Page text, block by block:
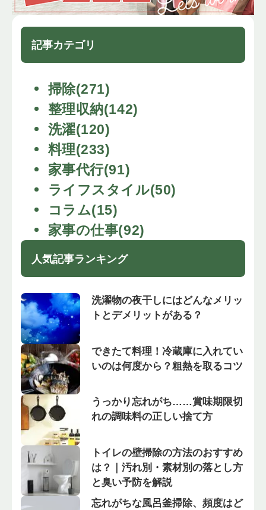
記事カテゴリ
掃除(271)
整理収納(142)
洗濯(120)
料理(233)
家事代行(91)
ライフスタイル(50)
コラム(15)
家事の仕事(92)
人気記事ランキング
洗濯物の夜干しにはどんなメリッ
トとデメリットがある？
できたて料理！冷蔵庫に入れてい
いのは何度から？粗熱を取るコツ
うっかり忘れがち……賞味期限切
れの調味料の正しい捨て方
トイレの壁掃除の方法のおすすめ
は？｜汚れ別・素材別の落とし方
と臭い予防を解説
忘れがちな風呂釜掃除、頻度はど